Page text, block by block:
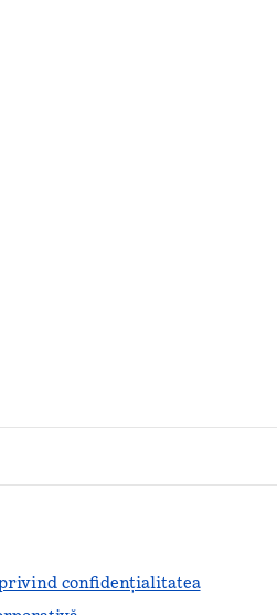
confidenţialitatea